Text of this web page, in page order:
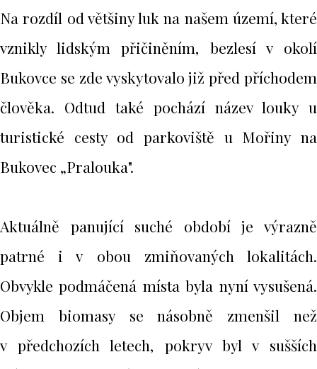
Na rozdíl od většiny luk na našem území, které
vznikly lidským přičiněním, bezlesí v okolí
Bukovce se zde vyskytovalo již před příchodem
člověka. Odtud také pochází název louky u
turistické cesty od parkoviště u Mořiny na
Bukovec „Pralouka".
Aktuálně panující suché období je výrazně
patrné i v obou zmiňovaných lokalitách.
Obvykle podmáčená místa byla nyní vysušená.
Objem biomasy se násobně zmenšil než
v předchozích letech, pokryv byl v sušších